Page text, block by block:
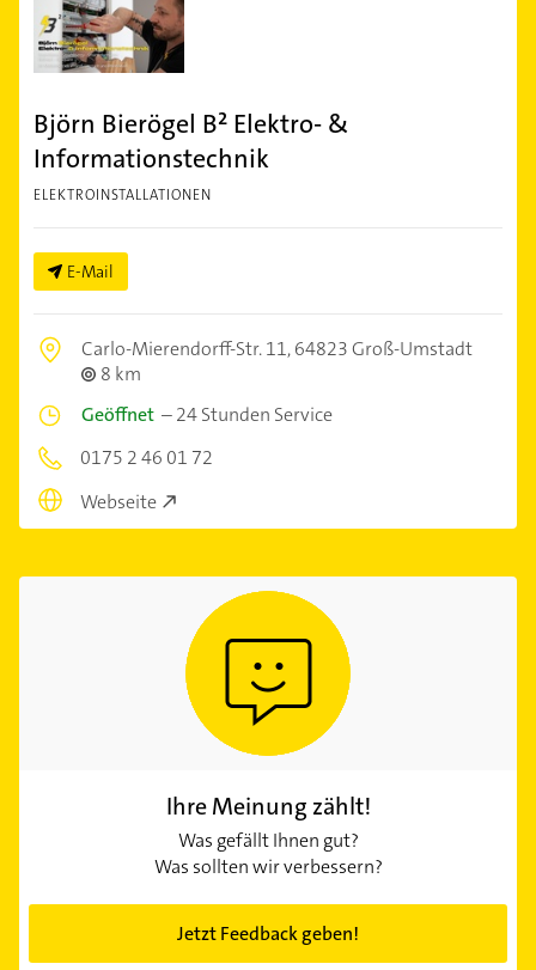
Björn Bierögel B² Elektro- &
Informationstechnik
ELEKTROINSTALLATIONEN
E-Mail
Carlo-Mierendorff-Str. 11,64823 Groß-Umstadt
8 km
Geöffnet –24 Stunden Service
0175 2 46 01 72
Webseite
Ihre Meinung zählt!
Was gefällt Ihnen gut?
Was sollten wir verbessern?
Jetzt Feedback geben!